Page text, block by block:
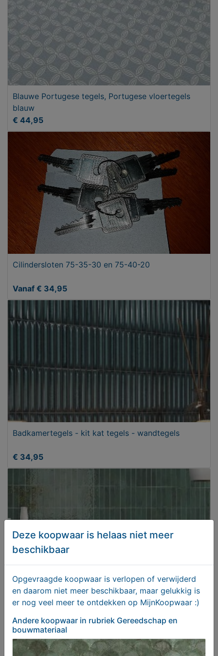
Blauwe Portugese tegels, Portugese vloertegels
blauw
€ 44,95
Cilindersloten 75-35-30 en 75-40-20
Vanaf € 34,95
Badkamertegels - kit kat tegels - wandtegels
€ 34,95
Groene handvorm wandtegels vives luca AB/C jade
€ 44,95
Deze koopwaar is helaas niet meer
beschikbaar
Opgevraagde koopwaar is verlopen of verwijderd
en daarom niet meer beschikbaar, maar gelukkig is
er nog veel meer te ontdekken op MijnKoopwaar :)
Andere koopwaar in rubriek Gereedschap en
bouwmateriaal